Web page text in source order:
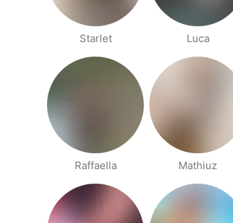
Starlet Luca
Raffaella Mathiuz